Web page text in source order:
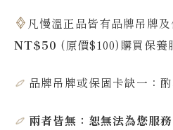
凡慢溫正品皆有品牌吊牌
NT$50 (原價$100)購買保養
品牌吊牌或保固卡缺一：
兩者皆無：恕無法為您服務